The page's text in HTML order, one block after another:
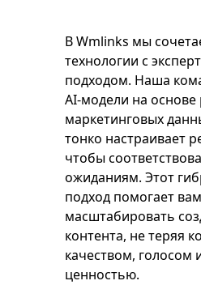
В Wmlinks мы
технологии с
подходом. Наша
AI-модели на
маркетинговых
тонко настраивает
чтобы
ожиданиям. Этот
подход помогает вам
масштабировать
контента, не теряя
качеством, голосом
ценностью.